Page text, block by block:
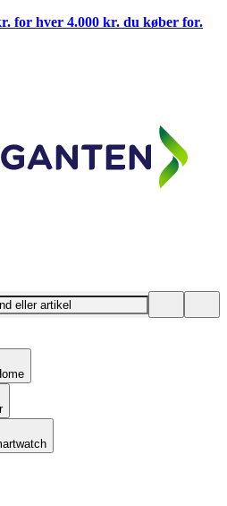
for hver 4.000 kr. du køber for.